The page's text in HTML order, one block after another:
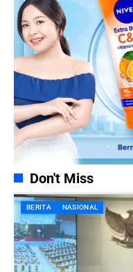
Don't Miss
BERITA NASIONAL